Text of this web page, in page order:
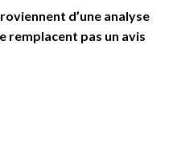
d’une analyse
remplacent pas un avis